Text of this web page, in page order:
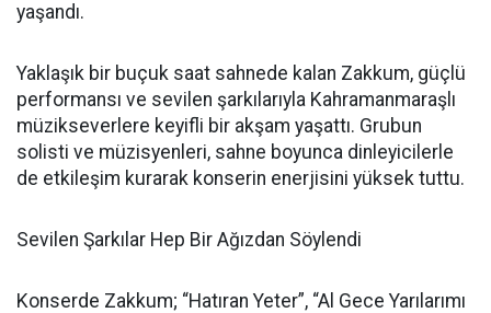
yaşandı.
Yaklaşık bir buçuk saat sahnede kalan Zakkum, güçlü
performansı ve sevilen şarkılarıyla Kahramanmaraşlı
müzikseverlere keyifli bir akşam yaşattı. Grubun
solisti ve müzisyenleri, sahne boyunca dinleyicilerle
de etkileşim kurarak konserin enerjisini yüksek tuttu.
Sevilen Şarkılar Hep Bir Ağızdan Söylendi
Konserde Zakkum; “Hatıran Yeter”, “Al Gece Yarılarımı